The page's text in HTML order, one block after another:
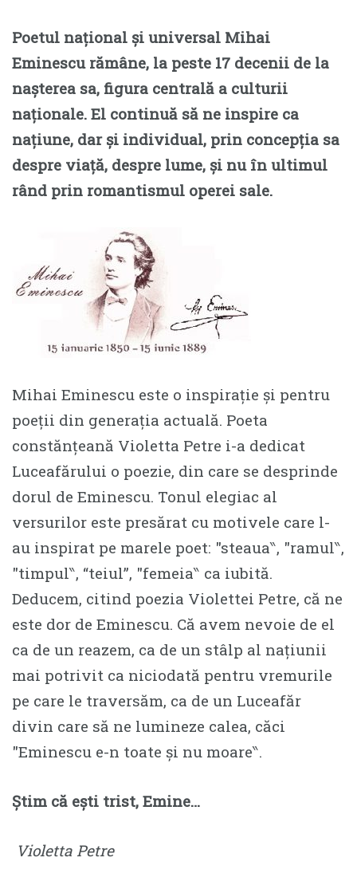
Poetul național și universal Mihai
Eminescu rămâne, la peste 17 decenii de la
nașterea sa, figura centrală a culturii
naționale. El continuă să ne inspire ca
națiune, dar și individual, prin concepția sa
despre viață, despre lume, și nu în ultimul
rând prin romantismul operei sale.
Mihai Eminescu este o inspirație și pentru
poeții din generația actuală. Poeta
constănțeană Violetta Petre i-a dedicat
Luceafărului o poezie, din care se desprinde
dorul de Eminescu. Tonul elegiac al
versurilor este presărat cu motivele care l-
au inspirat pe marele poet: ″steaua‶, ″ramul‶,
″timpul‶, “teiul”, ″femeia‶ ca iubită.
Deducem, citind poezia Violettei Petre, că ne
este dor de Eminescu. Că avem nevoie de el
ca de un reazem, ca de un stâlp al națiunii
mai potrivit ca niciodată pentru vremurile
pe care le traversăm, ca de un Luceafăr
divin care să ne lumineze calea, căci
″Eminescu e-n toate și nu moare‶.
Ştim că eşti trist, Emine…
Violetta Petre